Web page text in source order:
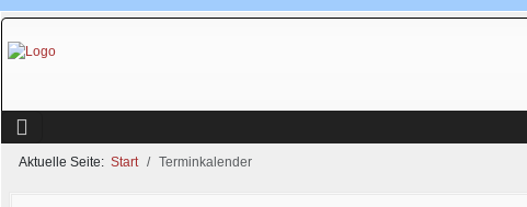
Aktuelle Seite: Start Terminkalender